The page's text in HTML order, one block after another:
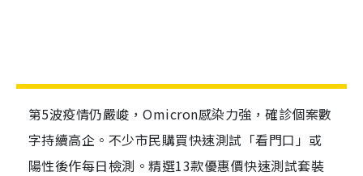
第5波疫情仍嚴峻，Omicron感染力強，確診個案數
字持續高企。不少市民購買快速測試「看門口」或
陽性後作每日檢測。精選13款優惠價快速測試套裝